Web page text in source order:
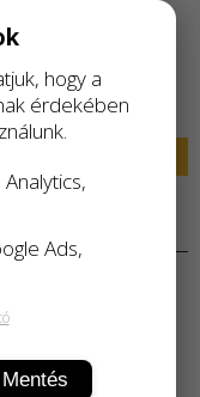
hogy a
érdekében
Ads,
Mentés